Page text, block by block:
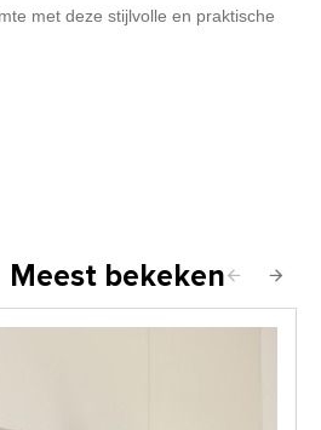
met deze stijlvolle en praktische
Meest bekeken